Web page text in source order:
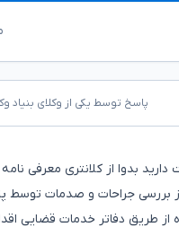
پاسخ توسط یکی از وکلای بنیاد
بدوا از کلانتری معرفی
بررسی جراحات و صدمات توسط
از طریق دفاتر خدمات قضایی